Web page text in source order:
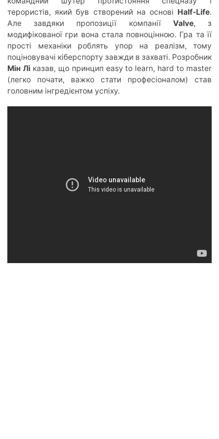
терористів, який був створений на основі Half-Life.
Але завдяки пропозиції компанії Valve, з
модифікованої гри вона стала повноцінною. Гра та її
прості механіки роблять упор на реалізм, тому
поціновувачі кіберспорту завжди в захваті. Розробник
Мін Ліказав, що принцип easy to learn, hard to master
(легко почати, важко стати професіоналом) став
головним інгредієнтом успіху.